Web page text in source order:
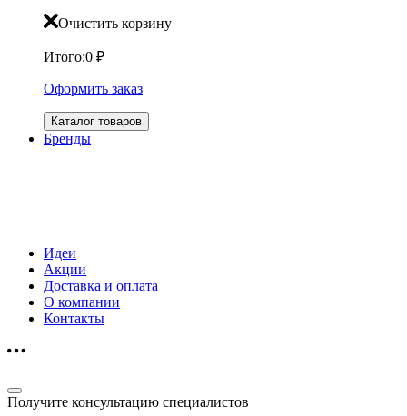
Очистить корзину
Итого:0 ₽
Оформить заказ
Каталог товаров
Бренды
Идеи
Акции
Доставка и оплата
О компании
Контакты
Получите консультацию специалистов